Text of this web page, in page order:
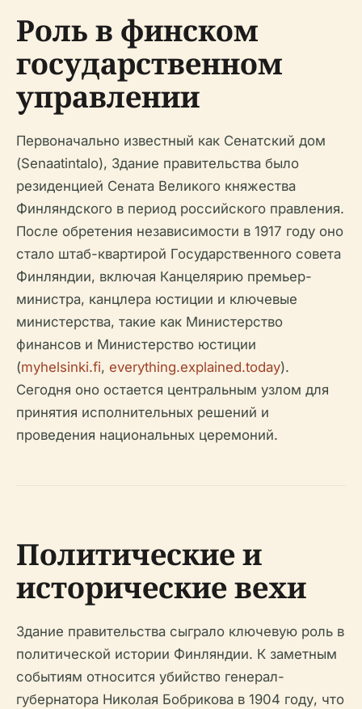
Роль в финском
государственном
управлении
Первоначально известный как Сенатский дом
(Senaatintalo), Здание правительства было
резиденцией Сената Великого княжества
Финляндского в период российского правления.
После обретения независимости в 1917 году оно
стало штаб-квартирой Государственного совета
Финляндии, включая Канцелярию премьер-
министра, канцлера юстиции и ключевые
министерства, такие как Министерство
финансов и Министерство юстиции
(myhelsinki.fi, everything.explained.today).
Сегодня оно остается центральным узлом для
принятия исполнительных решений и
проведения национальных церемоний.
Политические и
исторические вехи
Здание правительства сыграло ключевую роль в
политической истории Финляндии. К заметным
событиям относится убийство генерал-
губернатора Николая Бобрикова в 1904 году, что